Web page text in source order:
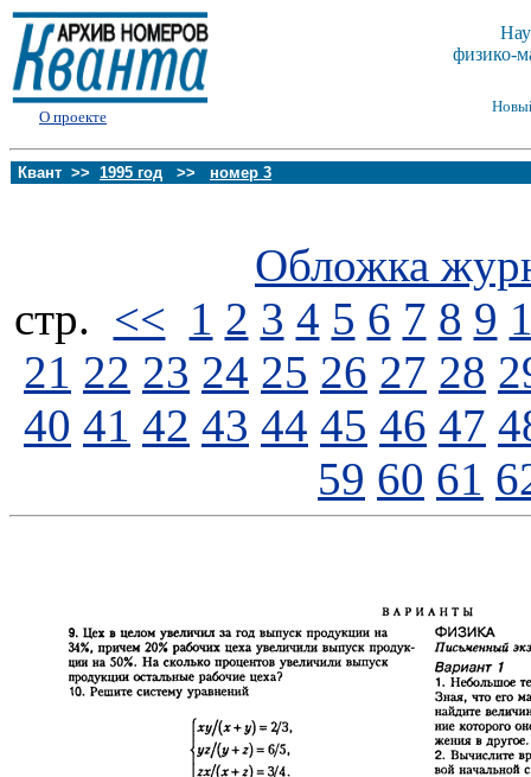
О проекте
физико-
Квант >> 1995 год >> номер 3
Обложка
стp. << 1 2 3 4 5 6 7 8 9
21 22 23 24 25 26 27 28
40 41 42 43 44 45 46 47
59 60 61